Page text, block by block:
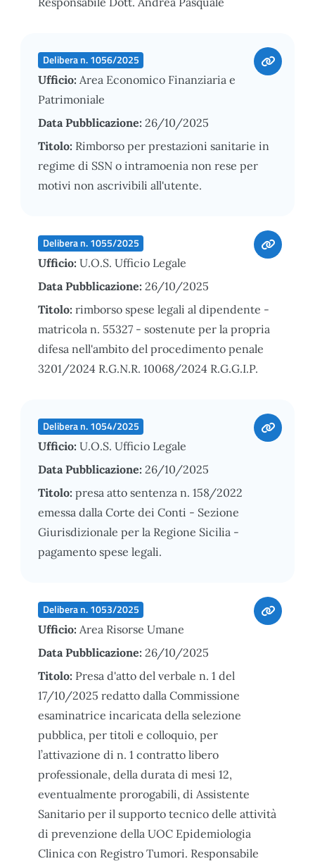
Delibera n. 1056/2025
Ufficio: Area Economico Finanziaria e
Patrimoniale
Data Pubblicazione: 26/10/2025
Titolo: Rimborso per prestazioni sanitarie in
regime di SSN o intramoenia non rese per
motivi non ascrivibili all'utente.
Delibera n. 1055/2025
Ufficio: U.O.S. Ufficio Legale
Data Pubblicazione: 26/10/2025
Titolo: rimborso spese legali al dipendente -
matricola n. 55327 - sostenute per la propria
difesa nell'ambito del procedimento penale
3201/2024 R.G.N.R. 10068/2024 R.G.G.I.P.
Delibera n. 1054/2025
Ufficio: U.O.S. Ufficio Legale
Data Pubblicazione: 26/10/2025
Titolo: presa atto sentenza n. 158/2022
emessa dalla Corte dei Conti - Sezione
Giurisdizionale per la Regione Sicilia -
pagamento spese legali.
Delibera n. 1053/2025
Ufficio: Area Risorse Umane
Data Pubblicazione: 26/10/2025
Titolo: Presa d'atto del verbale n. 1 del
17/10/2025 redatto dalla Commissione
esaminatrice incaricata della selezione
pubblica, per titoli e colloquio, per
l’attivazione di n. 1 contratto libero
professionale, della durata di mesi 12,
eventualmente prorogabili, di Assistente
Sanitario per il supporto tecnico delle attività
di prevenzione della UOC Epidemiologia
Clinica con Registro Tumori. Responsabile